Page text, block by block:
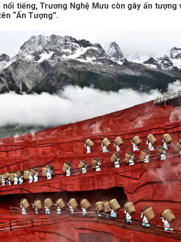
tiếng, Trương Nghệ Mưu còn gây ấn tượng
“Ấn Tượng”.